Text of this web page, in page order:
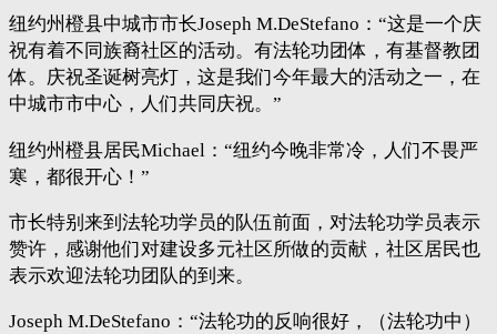
纽约州橙县中城市市长Joseph M.DeStefano：“这是一个庆
祝有着不同族裔社区的活动。有法轮功团体，有基督教团
体。庆祝圣诞树亮灯，这是我们今年最大的活动之一，在
中城市市中心，人们共同庆祝。”
纽约州橙县居民Michael：“纽约今晚非常冷，人们不畏严
寒，都很开心！”
市长特别来到法轮功学员的队伍前面，对法轮功学员表示
赞许，感谢他们对建设多元社区所做的贡献，社区居民也
表示欢迎法轮功团队的到来。
Joseph M.DeStefano：“法轮功的反响很好，（法轮功中）